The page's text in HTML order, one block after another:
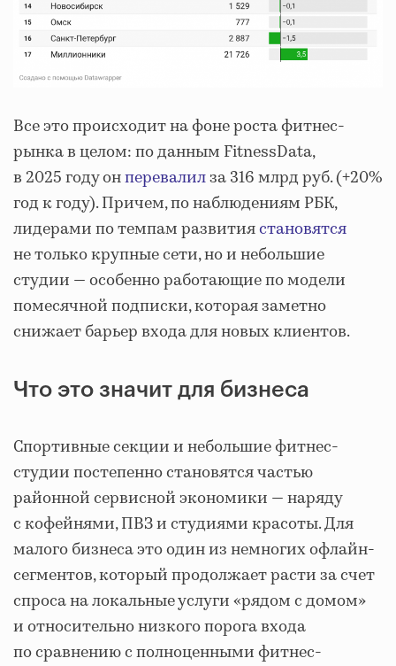
Все это происходит на фоне роста фитнес-
рынка в целом: по данным FitnessData,
в 2025 году онперевалилза 316 млрд руб. (+20%
год к году). Причем, по наблюдениям РБК,
лидерами по темпам развитиястановятся
не только крупные сети, но и небольшие
студии — особенно работающие по модели
помесячной подписки, которая заметно
снижает барьер входа для новых клиентов.
Что это значит для бизнеса
Спортивные секции и небольшие фитнес-
студии постепенно становятся частью
районной сервисной экономики — наряду
с кофейнями, ПВЗ и студиями красоты. Для
малого бизнеса это один из немногих офлайн-
сегментов, который продолжает расти за счет
спроса на локальные услуги «рядом с домом»
и относительно низкого порога входа
по сравнению с полноценными фитнес-